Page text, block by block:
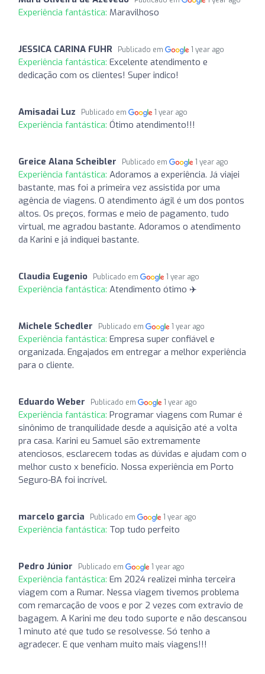
Experiência fantástica: Maravilhoso
JESSICA CARINA FUHR Publicado em 1 year ago
Experiência fantástica: Excelente atendimento e
dedicação com os clientes! Super indico!
Amisadai Luz Publicado em 1 year ago
Experiência fantástica: Ótimo atendimento!!!
Greice Alana Scheibler Publicado em 1 year ago
Experiência fantástica: Adoramos a experiência. Já viajei
bastante, mas foi a primeira vez assistida por uma
agência de viagens. O atendimento ágil é um dos pontos
altos. Os preços, formas e meio de pagamento, tudo
virtual, me agradou bastante. Adoramos o atendimento
da Karini e já indiquei bastante.
Claudia Eugenio Publicado em 1 year ago
Experiência fantástica: Atendimento ótimo ✈️
Michele Schedler Publicado em 1 year ago
Experiência fantástica: Empresa super confiável e
organizada. Engajados em entregar a melhor experiência
para o cliente.
Eduardo Weber Publicado em 1 year ago
Experiência fantástica: Programar viagens com Rumar é
sinônimo de tranquilidade desde a aquisição até a volta
pra casa. Karini eu Samuel são extremamente
atenciosos, esclarecem todas as dúvidas e ajudam com o
melhor custo x benefício. Nossa experiência em Porto
Seguro-BA foi incrível.
marcelo garcia Publicado em 1 year ago
Experiência fantástica: Top tudo perfeito
Pedro Júnior Publicado em 1 year ago
Experiência fantástica: Em 2024 realizei minha terceira
viagem com a Rumar. Nessa viagem tivemos problema
com remarcação de voos e por 2 vezes com extravio de
bagagem. A Karini me deu todo suporte e não descansou
1 minuto até que tudo se resolvesse. Só tenho a
agradecer. E que venham muito mais viagens!!!